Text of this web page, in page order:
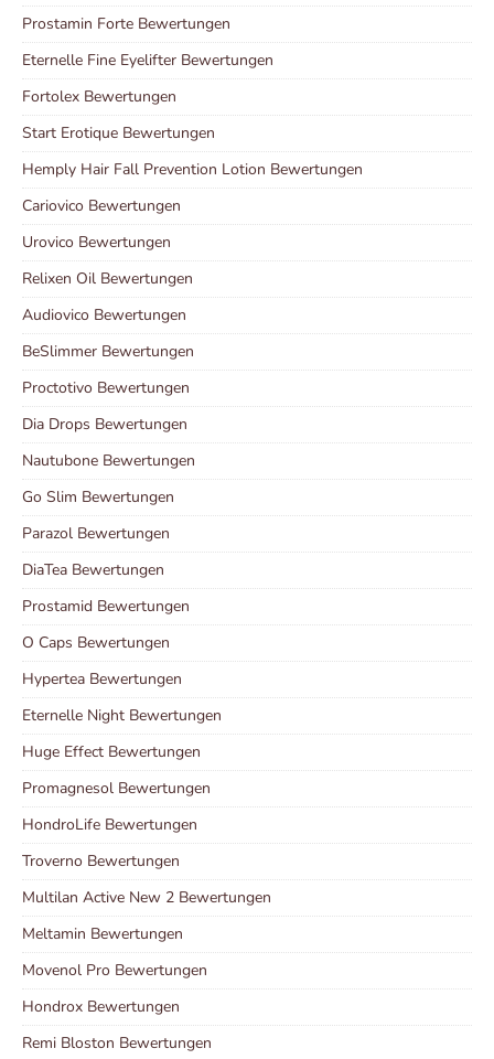
Prostamin Forte Bewertungen
Eternelle Fine Eyelifter Bewertungen
Fortolex Bewertungen
Start Erotique Bewertungen
Hemply Hair Fall Prevention Lotion Bewertungen
Cariovico Bewertungen
Urovico Bewertungen
Relixen Oil Bewertungen
Audiovico Bewertungen
BeSlimmer Bewertungen
Proctotivo Bewertungen
Dia Drops Bewertungen
Nautubone Bewertungen
Go Slim Bewertungen
Parazol Bewertungen
DiaTea Bewertungen
Prostamid Bewertungen
O Caps Bewertungen
Hypertea Bewertungen
Eternelle Night Bewertungen
Huge Effect Bewertungen
Promagnesol Bewertungen
HondroLife Bewertungen
Troverno Bewertungen
Multilan Active New 2 Bewertungen
Meltamin Bewertungen
Movenol Pro Bewertungen
Hondrox Bewertungen
Remi Bloston Bewertungen